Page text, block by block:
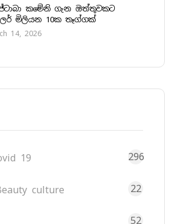
කමේනි ගැන ඔත්තුවකට
මිලියන 10ක තෑග්ගක්
14, 2026
19 296
culture 22
52